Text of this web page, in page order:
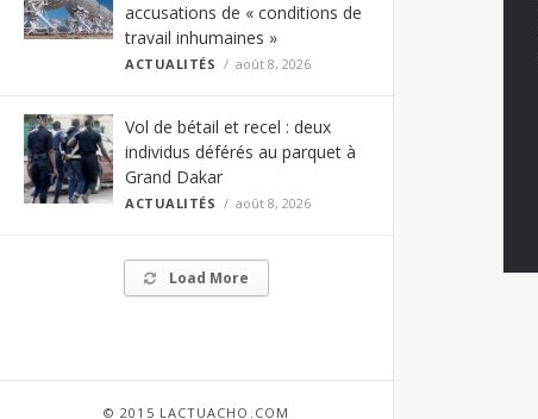
accusations de « conditions de
travail inhumaines »
ACTUALITÉS août 8, 2026
Vol de bétail et recel : deux
individus déférés au parquet à
Grand Dakar
ACTUALITÉS août 8, 2026
Load More
© 2015 LACTUACHO.COM